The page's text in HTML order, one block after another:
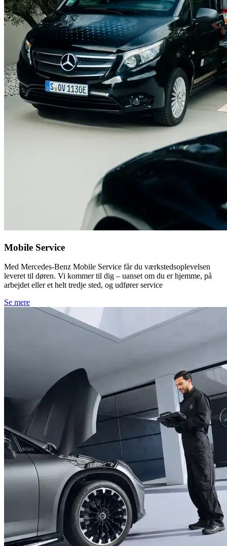
Mobile Service
Med Mercedes-Benz Mobile Service får du værkstedsoplevelsen
leveret til døren. Vi kommer til dig – uanset om du er hjemme, på
arbejdet eller et helt tredje sted, og udfører service
Se mere